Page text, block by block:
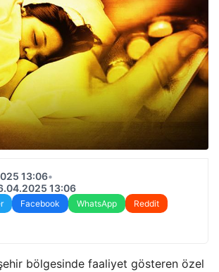
13:06•
13:06
Facebook WhatsApp
Reddit
bölgesinde faaliyet gösteren özel